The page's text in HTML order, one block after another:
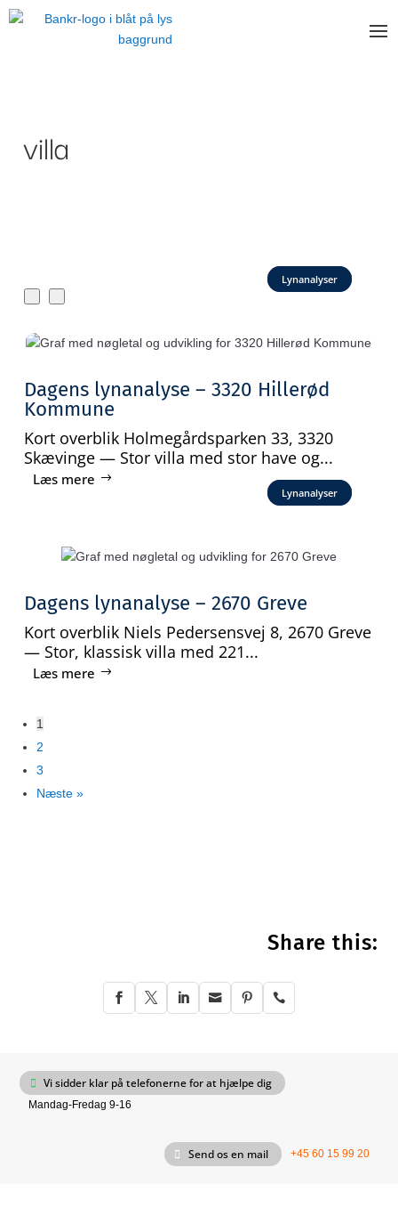
villa
Lynanalyser
Dagens lynanalyse – 3320 Hillerød
Kommune
Kort overblik Holmegårdsparken 33, 3320
Skævinge — Stor villa med stor have og...
Læs mere
Lynanalyser
Dagens lynanalyse – 2670 Greve
Kort overblik Niels Pedersensvej 8, 2670 Greve
— Stor, klassisk villa med 221...
Læs mere
1
2
3
Næste »
Share this:
     
Vi sidder klar på telefonerne for at hjælpe dig
Mandag-Fredag 9-16
Send os en mail +45 60 15 99 20